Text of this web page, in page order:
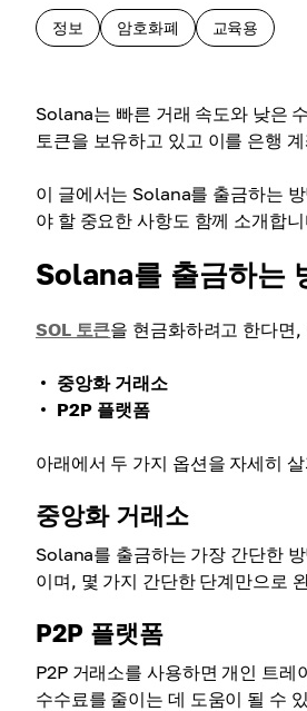
정보 암호화폐 교육용
Solana는 빠른 거래 속도와 낮은
토큰을 보유하고 있고 이를 은행
이 글에서는 Solana를 출금하는
야 할 중요한 사항도 함께 소개합
Solana를 출금하는
SOL 토큰을 현금화하려고 한다면
중앙화 거래소
P2P 플랫폼
아래에서 두 가지 옵션을 자세히
중앙화 거래소
Solana를 출금하는 가장 간단한
이며, 몇 가지 간단한 단계만으로
P2P 플랫폼
P2P 거래소를 사용하면 개인 트
수수료를 줄이는 데 도움이 될 수